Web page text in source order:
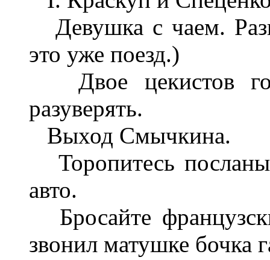
Девушка с чаем.
это уже поезд.)
Двое цекистов
разуверять.
Выход Смычкина.
Торопитесь
авто.
Бросайте
звонил матушке бочка